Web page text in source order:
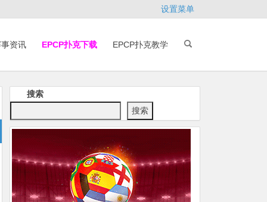
设置菜单
资讯 EPCP扑克下载 EPCP扑克教学
搜索
搜索